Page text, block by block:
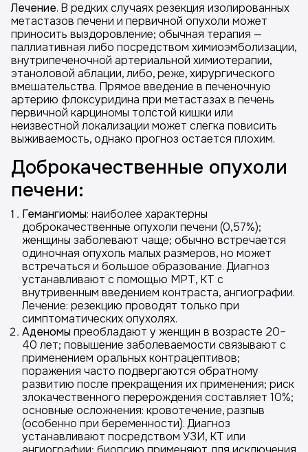
Лечение. В редких случаях резекция изолированных
метастазов печени и первичной опухоли может
приносить выздоровление; обычная терапия —
паллиативная либо посредством химиоэмболизации,
внутрипеченочной артериальной химиотерапии,
этаноловой аблации, либо, реже, хирургического
вмешательства. Прямое введение в печеночную
артерию флоксуридина при метастазах в печень
первичной карциномы толстой кишки или
неизвестной локализации может слегка повисить
выживаемость, однако прогноз остается плохим.
Доброкачественные опухоли
печени:
Гемангиомы: наиболее характерны
доброкачественные опухоли печени (0,57%);
женщины заболевают чаще; обычно встречается
одиночная опухоль малых размеров, но может
встречаться и большое образование. Диагноз
устанавливают с помощью МРТ, КТ с
внутривенным введением контраста, ангиографии.
Лечение: резекцию проводят только при
симптоматических опухолях.
Аденомы преобладают у женщин в возрасте 20–
40 лет; повышение заболеваемости связывают с
применением оральных контрацептивов;
поражения часто подвергаются обратному
развитию после прекращения их применения; риск
злокачественного перерождения составляет 10%;
основные осложнения: кровотечение, разпыв
(особенно при беременности). Диагноз
устанавливают посредством УЗИ, КТ или